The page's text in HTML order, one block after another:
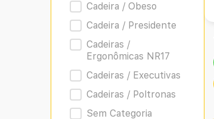
Cadeira / Obeso
Cadeira / Presidente
Cadeiras /
Ergonômicas NR17
Cadeiras / Executivas
Cadeiras / Poltronas
Sem Categoria